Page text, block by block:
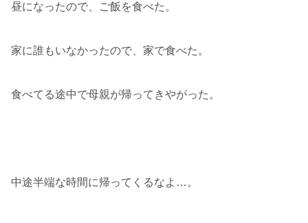
昼になったので、ご飯を食べた。
家に誰もいなかったので、家で食べた。
食べてる途中で母親が帰ってきやがった。
中途半端な時間に帰ってくるなよ…。